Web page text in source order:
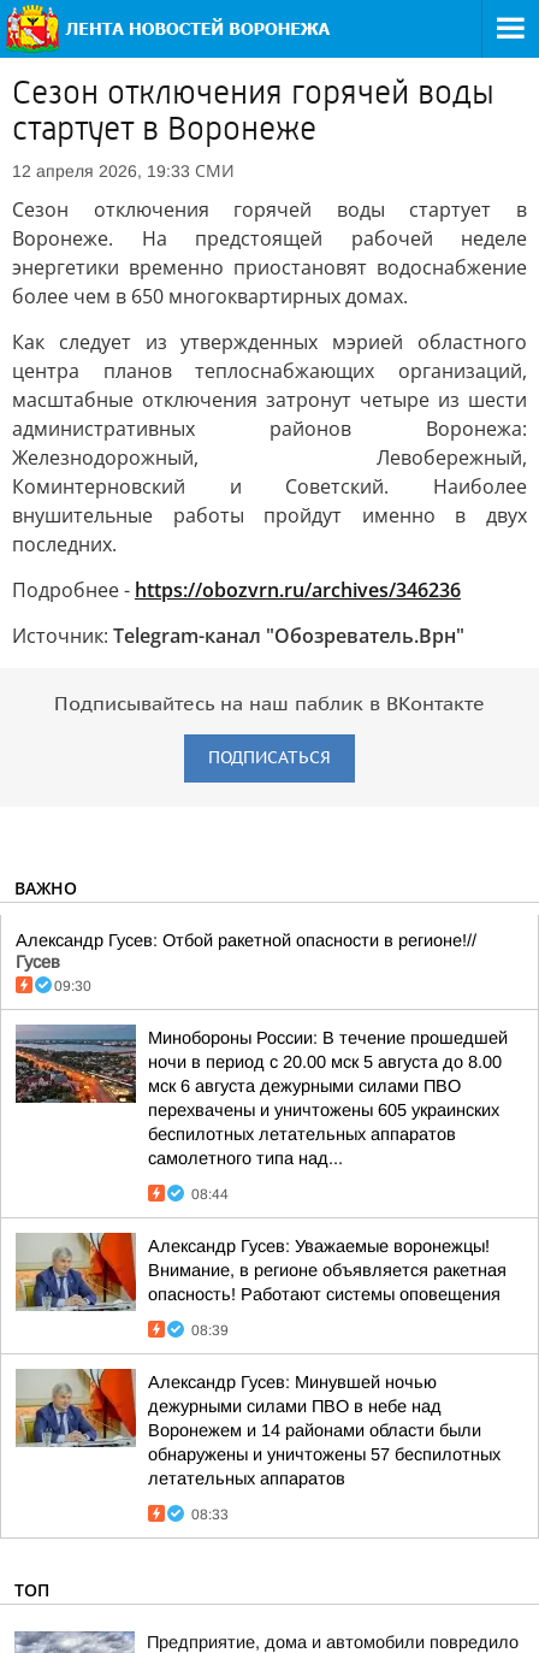
Сезон отключения горячей воды
стартует в Воронеже
12 апреля 2026, 19:33 СМИ
Сезон отключения горячей воды стартует в
Воронеже. На предстоящей рабочей неделе
энергетики временно приостановят водоснабжение
более чем в 650 многоквартирных домах.
Как следует из утвержденных мэрией областного
центра планов теплоснабжающих организаций,
масштабные отключения затронут четыре из шести
административных районов Воронежа:
Железнодорожный, Левобережный,
Коминтерновский и Советский. Наиболее
внушительные работы пройдут именно в двух
последних.
Подробнее - https://obozvrn.ru/archives/346236
Источник: Telegram-канал "Обозреватель.Врн"
Подписывайтесь на наш паблик в ВКонтакте
ПОДПИСАТЬСЯ
ВАЖНО
Александр Гусев: Отбой ракетной опасности в регионе!//
Гусев
09:30
Минобороны России: В течение прошедшей
ночи в период с 20.00 мск 5 августа до 8.00
мск 6 августа дежурными силами ПВО
перехвачены и уничтожены 605 украинских
беспилотных летательных аппаратов
самолетного типа над...
08:44
Александр Гусев: Уважаемые воронежцы!
Внимание, в регионе объявляется ракетная
опасность! Работают системы оповещения
08:39
Александр Гусев: Минувшей ночью
дежурными силами ПВО в небе над
Воронежем и 14 районами области были
обнаружены и уничтожены 57 беспилотных
летательных аппаратов
08:33
ТОП
Предприятие, дома и автомобили повредило